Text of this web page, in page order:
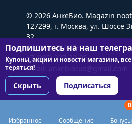
Избранное Сообщение
0
Бонусы
© 2026 АнкеБио. Magazin
127299, г. Москва, ул. Шоссе
32
+7 (495) 227-22-05
+7 (985) 227-22-05
Email: ankebiorus@gmail.com
Подпишитесь на наш
Купоны, акции и новости магазина,
теряться!
Скрыть Подписаться